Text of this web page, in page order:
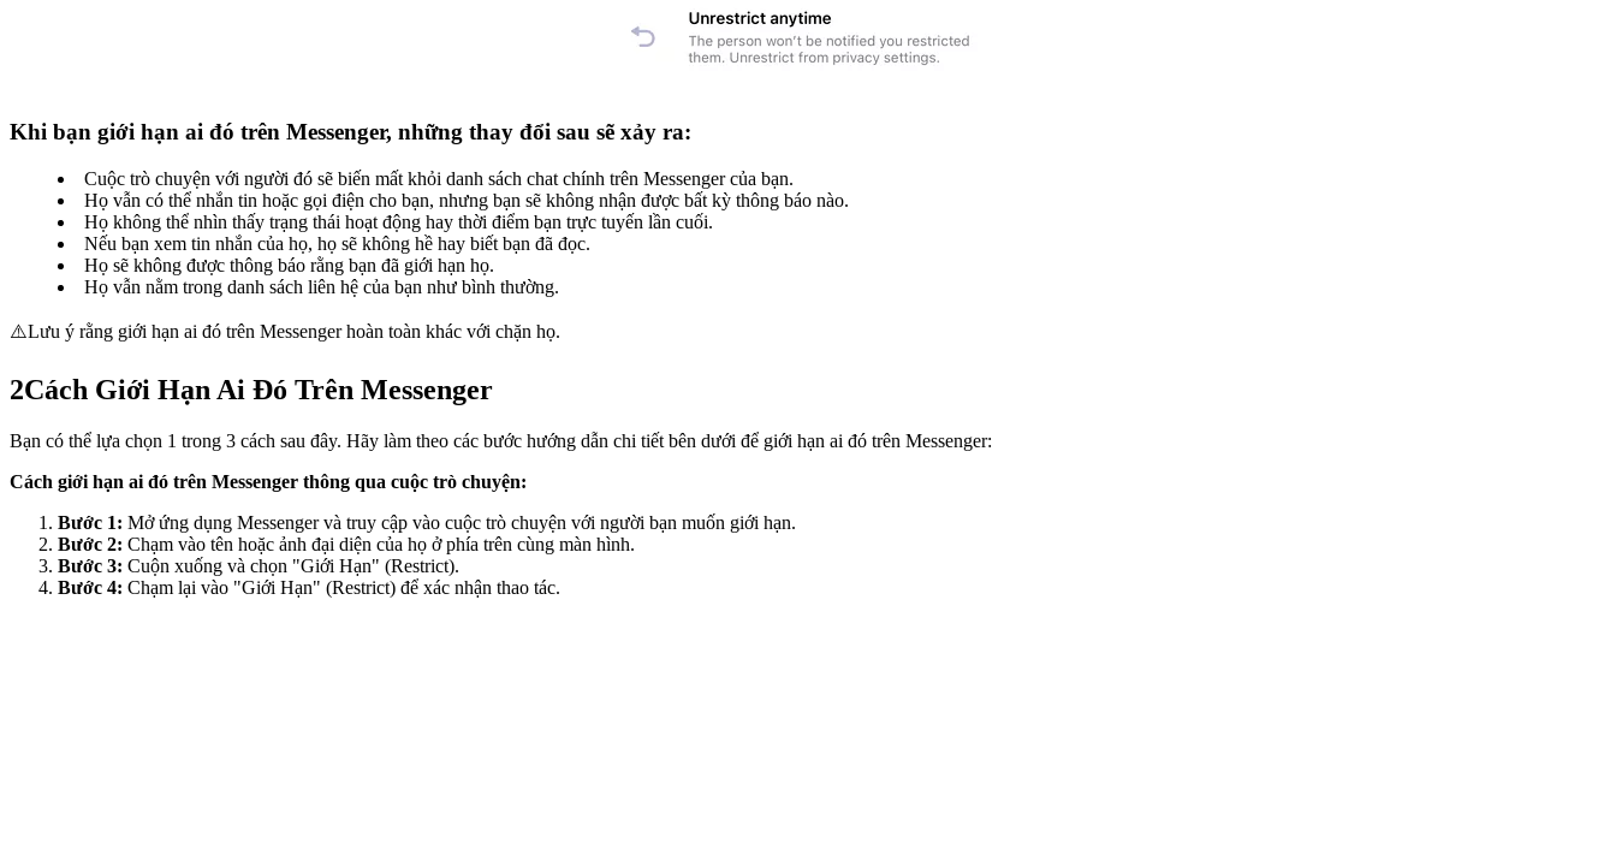
Khi bạn giới hạn ai đó trên Messenger, những thay đổi sau sẽ xảy ra:
Cuộc trò chuyện với người đó sẽ biến mất khỏi danh sách chat chính trên Messenger của bạn.
Họ vẫn có thể nhắn tin hoặc gọi điện cho bạn, nhưng bạn sẽ không nhận được bất kỳ thông báo nào.
Họ không thể nhìn thấy trạng thái hoạt động hay thời điểm bạn trực tuyến lần cuối.
Nếu bạn xem tin nhắn của họ, họ sẽ không hề hay biết bạn đã đọc.
Họ sẽ không được thông báo rằng bạn đã giới hạn họ.
Họ vẫn nằm trong danh sách liên hệ của bạn như bình thường.
⚠️Lưu ý rằng giới hạn ai đó trên Messenger hoàn toàn khác với chặn họ.
2Cách Giới Hạn Ai Đó Trên Messenger
Bạn có thể lựa chọn 1 trong 3 cách sau đây. Hãy làm theo các bước hướng dẫn chi tiết bên dưới để giới hạn ai đó trên Messenger:
Cách giới hạn ai đó trên Messenger thông qua cuộc trò chuyện:
Bước 1: Mở ứng dụng Messenger và truy cập vào cuộc trò chuyện với người bạn muốn giới hạn.
Bước 2: Chạm vào tên hoặc ảnh đại diện của họ ở phía trên cùng màn hình.
Bước 3: Cuộn xuống và chọn "Giới Hạn" (Restrict).
Bước 4: Chạm lại vào "Giới Hạn" (Restrict) để xác nhận thao tác.